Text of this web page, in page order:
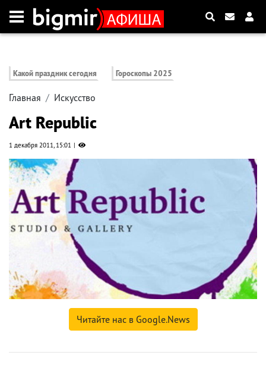
Какой праздник сегодня Гороскопы 2025
Главная Искусство
Art Republic
1 декабря 2011, 15:01
Читайте нас в Google.News